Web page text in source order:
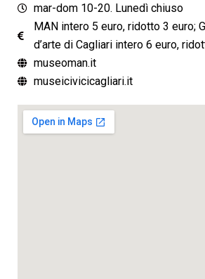
mar-dom 10-20. Lunedì chiuso
MAN intero 5 euro, ridotto 3 euro;
d’arte di Cagliari intero 6 euro,
museoman.it
museicivicicagliari.it